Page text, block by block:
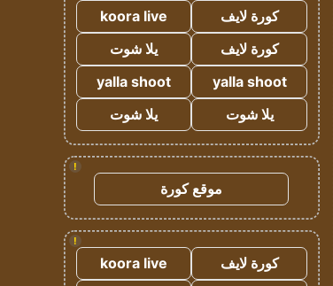
كورة لايف
koora live
كورة لايف
يلا شوت
yalla shoot
yalla shoot
يلا شوت
يلا شوت
!
موقع كورة
!
كورة لايف
koora live